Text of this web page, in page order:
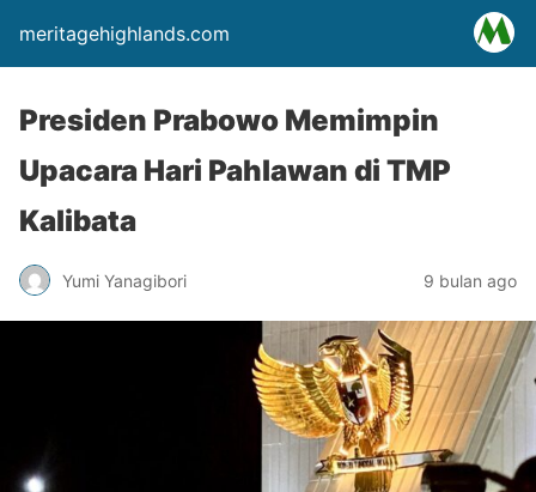
meritagehighlands.com
Presiden Prabowo Memimpin
Upacara Hari Pahlawan di TMP
Kalibata
Yumi Yanagibori 9 bulan ago